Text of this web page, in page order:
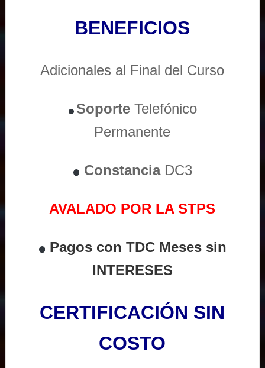
BENEFICIOS
Adicionales al Final del Curso
Soporte Telefónico
Permanente
ConstanciaDC3
AVALADO POR LA STPS
Pagos con TDC Meses sin
INTERESES
CERTIFICACIÓN SIN
COSTO